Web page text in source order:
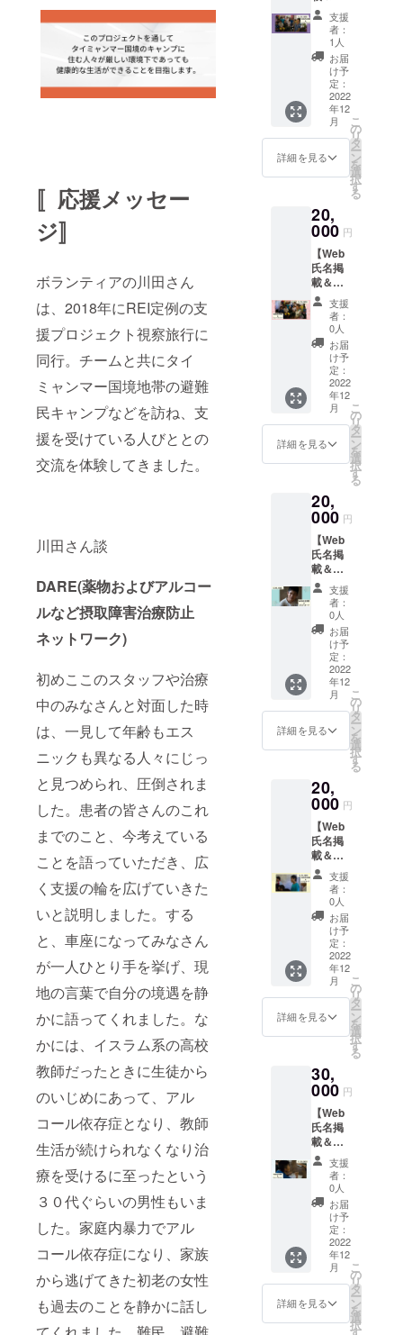
〚応援メッセー
ジ〛
ボランティアの川田さん
は、2018年にREI定例の支
援プロジェクト視察旅行に
同行。チームと共にタイ
ミャンマー国境地帯の避難
民キャンプなどを訪ね、支
援を受けている人びととの
交流を体験してきました。
川田さん談
DARE(薬物およびアルコー
ルなど摂取障害治療防止
ネットワーク)
初めここのスタッフや治療
中のみなさんと対面した時
は、一見して年齢もエス
ニックも異なる人々にじっ
と見つめられ、圧倒されま
した。患者の皆さんのこれ
までのこと、今考えている
ことを語っていただき、広
く支援の輪を広げていきた
いと説明しました。する
と、車座になってみなさん
が一人ひとり手を挙げ、現
地の言葉で自分の境遇を静
かに語ってくれました。な
かには、イスラム系の高校
教師だったときに生徒から
のいじめにあって、アル
コール依存症となり、教師
生活が続けられなくなり治
療を受けるに至ったという
３０代ぐらいの男性もいま
した。家庭内暴力でアル
コール依存症になり、家族
から逃げてきた初老の女性
も過去のことを静かに話し
きるよ
うにな
りまし
た。
ニュー
スレ
ターの
受信者
リスト
にお名
前を登
録させ
ていた
だきま
す。
REIの取
詳しく
知って
いただ
ける
ニュー
スレ
ター
は、
メール
にてお
送りし
ます。
記入く
ださ
い。ご
希望さ
れない
場合、
その旨
ご記入
くださ
い。 ・
ポスト
を込め
て、REI
の支援
する避
難民プ
ロジェ
クトで
REIメン
バーが
取材し
たス
トー
リー
を、そ
の地域
の現状
報告と
カード
です。
避難民
の物語
が描か
れてい
るREIオ
リジナ
ルのポ
スト
カード
は、
メール
にてお
送りい
す。 よ
り詳し
いて知
り、身
近に感
じてい
ただけ
ます。
大切な
方にポ
スト
カード
を送る
のはい
かがで
しょう
か。
シピ
カー
ド】 ・
WEB氏
名掲載
REIの
Webサ
イトに
氏名を
掲載い
たしま
す。 ※
支援
ず備考
欄に掲
載を希
望され
るお名
前をご
記入く
ださ
い。ご
希望さ
れない
場合、
その旨
ご記入
くださ
い。 ・
レシピ
を込め
て、避
難民の
方々の
おいし
いお料
理のレ
シピ
カード
をお送
りしま
す。避
難民の
方々の
持つ食
文化に
触れる
ひお菓
子づく
りを楽
しんで
くださ
い。 レ
シピ
例：ケ
ニアで
人気の
お菓子
「マン
ダジ」
のレシ
ピで
ンダジ
はドー
お菓子
です。
REIで
は、避
難民能
力開発
プログ
ラムを
支援し
まし
た。ル
ワンダ
出身の
避難民
がマン
売店を
企業で
支援
者：
1人
お届
け予
定：
2022
年12
月
詳細を見る
こ
の
リ
タ
ー
ン
を
選
択
す
る
20,
000 円
【Web
氏名掲
載＆
ニュー
スレ
ター】
・Web
氏名掲
載 REI
のWeb
サイト
に氏名
を掲載
いたし
ます。
※支援
ず備考
欄に掲
載を希
望され
るお名
前をご
記入く
ださ
い。ご
希望さ
れない
場合、
その旨
ご記入
くださ
い。 ・
ニュー
持ちを
込め
て、REI
の活動
をご報
告する
ニュー
スレ
ターの
受信者
リスト
にお名
前を登
録させ
ていた
だきま
す。
REIの取
詳しく
知って
いただ
ける
ニュー
スレ
ター
は、
メール
にてお
送りし
ます。
支援
者：
0人
お届
け予
定：
2022
年12
月
詳細を見る
こ
の
リ
タ
ー
ン
を
選
択
す
る
20,
000 円
【Web
氏名掲
載＆ポ
スト
カー
ド】 ・
Web氏
名掲載
REIの
Webサ
イトに
氏名を
掲載い
たしま
す。 ※
支援
ず備考
欄に掲
載を希
望され
るお名
前をご
記入く
ださ
い。ご
希望さ
れない
場合、
その旨
ご記入
くださ
い。 ・
ポスト
を込め
て、REI
の支援
する避
難民プ
ロジェ
クトで
REIメン
バーが
取材し
たス
トー
リー
を、そ
の地域
の現状
報告と
支援
者：
0人
お届
け予
定：
2022
年12
月
詳細を見る
こ
の
リ
タ
ー
ン
を
選
択
す
る
20,
000 円
【Web
氏名掲
載＆レ
シピ
カー
ド】 ・
WEB氏
名掲載
REIの
Webサ
イトに
氏名を
掲載い
たしま
す。 ※
支援
ず備考
欄に掲
載を希
望され
るお名
前をご
記入く
ださ
い。ご
希望さ
れない
場合、
その旨
ご記入
くださ
い。 ・
レシピ
支援
者：
0人
お届
け予
定：
2022
年12
月
詳細を見る
こ
の
リ
タ
ー
ン
を
選
択
す
る
30,
000 円
【Web
氏名掲
載＆
ニュー
スレ
ター】
・Web
氏名掲
載 REI
のWeb
サイト
に氏名
を掲載
いたし
ます。
※支援
支援
者：
0人
お届
け予
定：
2022
年12
月
詳細を見る
こ
の
リ
タ
ー
ン
を
選
択
す